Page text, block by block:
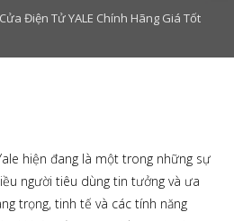
Điện Tử YALE Chính Hãng Giá Tốt
hiện đang là một trong những sự
người tiêu dùng tin tưởng và ưa
trọng, tinh tế và các tính năng